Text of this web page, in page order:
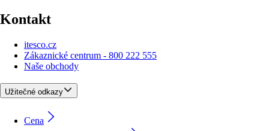
Kontakt
itesco.cz
Zákaznické centrum - 800 222 555
Naše obchody
Užitečné odkazy
Cena